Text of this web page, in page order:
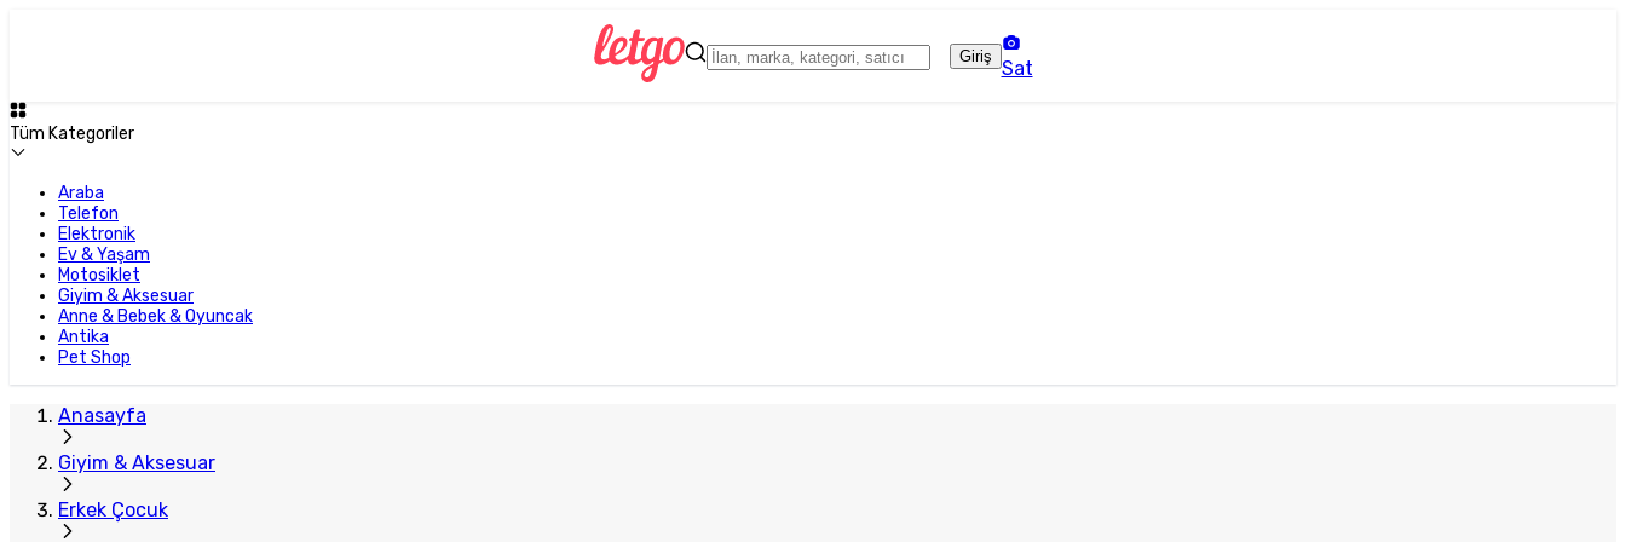
Giriş
Sat
Tüm Kategoriler
Araba
Telefon
Elektronik
Ev & Yaşam
Motosiklet
Giyim & Aksesuar
Anne & Bebek & Oyuncak
Antika
Pet Shop
Anasayfa
Giyim & Aksesuar
Erkek Çocuk